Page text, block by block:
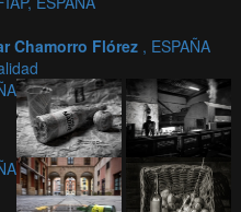
Chamorro Flórez , ESPAÑA